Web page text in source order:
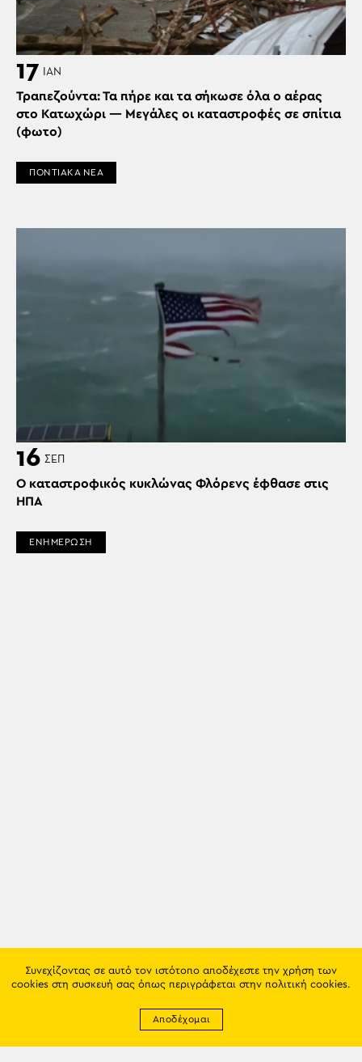
17 ΙΑΝ
Τραπεζούντα: Τα πήρε και τα σήκωσε όλα ο αέρας
στο Κατωχώρι — Μεγάλες οι καταστροφές σε σπίτια
(φωτο)
ΠΟΝΤΙΑΚΑ ΝΕΑ
16 ΣΕΠ
Ο καταστροφικός κυκλώνας Φλόρενς έφθασε στις
ΗΠΑ
ΕΝΗΜΕΡΩΣΗ
Συνεχίζοντας σε αυτό τον ιστότοπο αποδέχεστε την χρήση των
cookies στη συσκευή σας όπως περιγράφεται στην πολιτική cookies.
Αποδέχομαι